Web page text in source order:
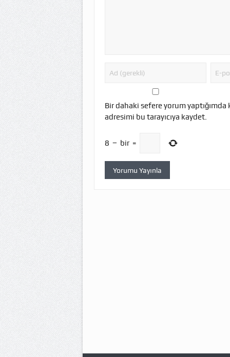
Bir dahaki sefere yorum
adresimi bu tarayıcıya kaydet.
8 − bir =